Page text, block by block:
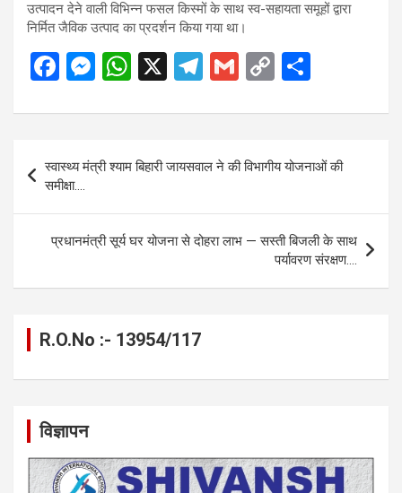
उत्पादन देने वाली विभिन्न फसल किस्मों के साथ स्व-सहायता समूहों द्वारा
निर्मित जैविक उत्पाद का प्रदर्शन किया गया था।
F
ce
o
o
k
M
se
n
g
er
W
at
s
A
p
p
X
T
e
gr
a
m
G
ail
C
py
Li
n
k
ar
e
navigation
स्वास्थ्य मंत्री श्याम बिहारी जायसवाल ने की विभागीय योजनाओं की
समीक्षा….
प्रधानमंत्री सूर्य घर योजना से दोहरा लाभ — सस्ती बिजली के साथ
पर्यावरण संरक्षण….
R.O.No :- 13954/117
विज्ञापन